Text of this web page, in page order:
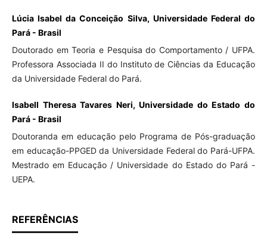
Lúcia Isabel da Conceição Silva, Universidade Federal do
Pará - Brasil
Doutorado em Teoria e Pesquisa do Comportamento / UFPA.
Professora Associada II do Instituto de Ciências da Educação
da Universidade Federal do Pará.
Isabell Theresa Tavares Neri, Universidade do Estado do
Pará - Brasil
Doutoranda em educação pelo Programa de Pós-graduação
em educação-PPGED da Universidade Federal do Pará-UFPA.
Mestrado em Educação / Universidade do Estado do Pará -
UEPA.
REFERÊNCIAS